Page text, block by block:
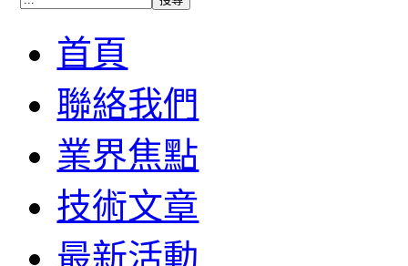
首頁
聯絡我們
業界焦點
技術文章
最新活動